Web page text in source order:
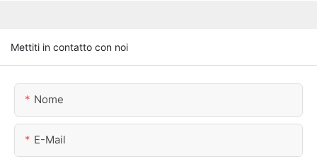
Mettiti in contatto con noi
Nome
E-Mail